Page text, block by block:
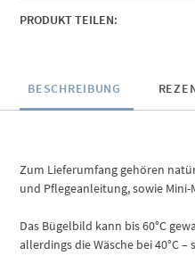
PRODUKT TEILEN:
BESCHREIBUNG
Zum Lieferumfang gehören
und Pflegeanleitung, sowie
Das Bügelbild kann bis 60°C
allerdings die Wäsche bei 40°C